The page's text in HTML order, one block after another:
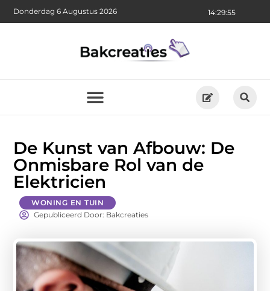
14:29:57
Donderdag 6 Augustus 2026
De Kunst van Afbouw: De
Onmisbare Rol van de
Elektricien
WONING EN TUIN
Gepubliceerd Door: Bakcreaties